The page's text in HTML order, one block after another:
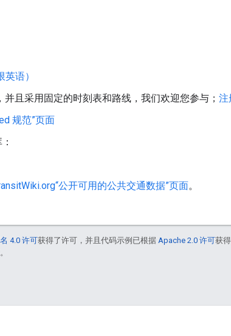
语）
且采用固定的时刻表和路线，我们欢迎您参与； 注
规范”页面
公开可用的公共交通数据”页面。
4.0 许可获得了许可，并且代码示例已根据 Apache 2.0 许可获